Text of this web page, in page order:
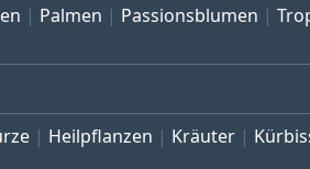
Palmen Passionsblumen
Heilpflanzen Kräuter